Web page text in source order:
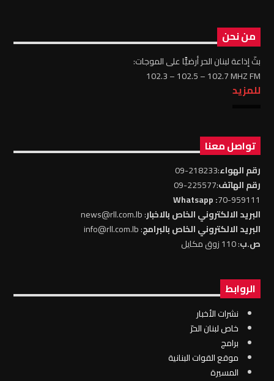
من نحن
بثّ إذاعة لبنان الحر أرضيًّا على الموجات:
102.3 – 102.5 – 102.7 MHZ FM
للمزيد
تواصل معنا
رقم الهواء:218233-09
رقم الهاتف:225577-09
70-959111
: Whatsapp
البريد الالكتروني الخاص بالاخبار: news@rll.com.lb
البريد الالكتروني الخاص بالبرامج: info@rll.com.lb
ص.ب: 110 زوق مكايل
الروابط
نشرات الأخبار
خاص لبنان الحرّ
برامج
موقع القوات البنانية
المسيرة